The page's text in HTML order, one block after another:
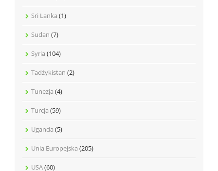
Sri Lanka (1)
Sudan (7)
Syria (104)
Tadżykistan (2)
Tunezja (4)
Turcja (59)
Uganda (5)
Unia Europejska (205)
USA(60)